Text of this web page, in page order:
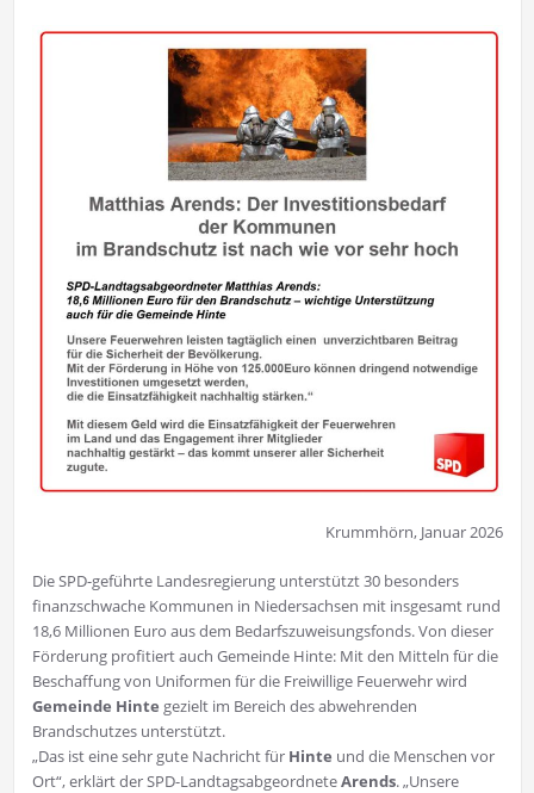
Krummhörn, Januar 2026
Die SPD-geführte Landesregierung unterstützt 30 besonders
finanzschwache Kommunen in Niedersachsen mit insgesamt rund
18,6 Millionen Euro aus dem Bedarfszuweisungsfonds. Von dieser
Förderung profitiert auch Gemeinde Hinte: Mit den Mitteln für die
Beschaffung von Uniformen für die Freiwillige Feuerwehr wird
Gemeinde Hinte gezielt im Bereich des abwehrenden
Brandschutzes unterstützt.
„Das ist eine sehr gute Nachricht für Hinte und die Menschen vor
Ort“, erklärt der SPD-LandtagsabgeordneteArends. „Unsere